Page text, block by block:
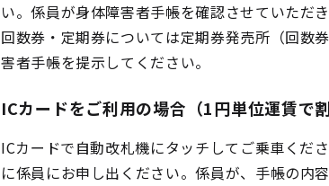
い。係員が身体障害者手帳を確認させていただ
回数券・定期券については定期券発売所（回数
害者手帳を提示してください。
ICカードをご利用の場合（1円単位運賃で割
ICカードで自動改札機にタッチしてご乗車くだ
に係員にお申し出ください。係員が、手帳の内